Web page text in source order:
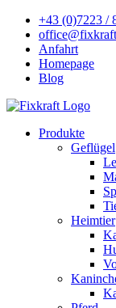
+43 (0)7223 /
Anfahrt
Homepage
Blog
Produkte
Geflügel
Heimtier